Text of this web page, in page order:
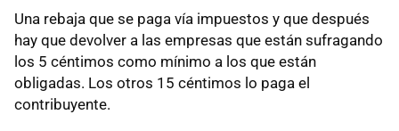
Una rebaja que se paga vía impuestos y que después
hay que devolver a las empresas que están sufragando
los 5 céntimos como mínimo a los que están
obligadas. Los otros 15 céntimos lo paga el
contribuyente.